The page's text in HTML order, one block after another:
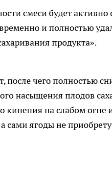
смеси будет активно
и полностью
продукта».
после чего полностью
насыщения плодов
кипения на слабом огне
сами ягоды не